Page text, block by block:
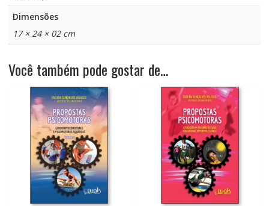
Dimensões
17 × 24 × 02 cm
Você também pode gostar de…